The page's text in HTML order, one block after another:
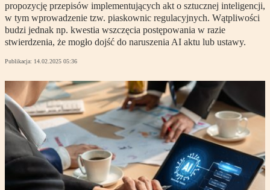
propozycję przepisów implementujących akt o sztucznej inteligencji,
w tym wprowadzenie tzw. piaskownic regulacyjnych. Wątpliwości
budzi jednak np. kwestia wszczęcia postępowania w razie
stwierdzenia, że mogło dojść do naruszenia AI aktu lub ustawy.
Publikacja: 14.02.2025 05:36